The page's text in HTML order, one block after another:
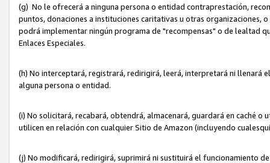
(g) No le ofrecerá a ninguna persona o entidad contraprestación,
puntos, donaciones a instituciones caritativas u otras organizaciones,
podrá implementar ningún programa de "recompensas" o de lealtad
Enlaces Especiales.
(h) No interceptará, registrará, redirigirá, leerá, interpretará ni
alguna persona o entidad.
(i) No solicitará, recabará, obtendrá, almacenará, guardará en caché
utilicen en relación con cualquier Sitio de Amazon (incluyendo
(j) No modificará, redirigirá, suprimirá ni sustituirá el funcionamiento